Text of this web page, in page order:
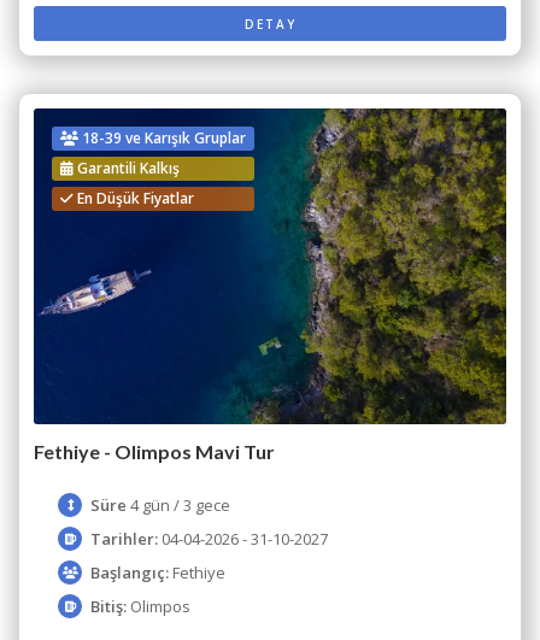
DETAY
18-39 ve Karışık Gruplar
Garantili Kalkış
En Düşük Fiyatlar
Fethiye - Olimpos Mavi Tur
Süre 4 gün / 3 gece
Tarihler: 04-04-2026 - 31-10-2027
Başlangıç: Fethiye
Bitiş: Olimpos